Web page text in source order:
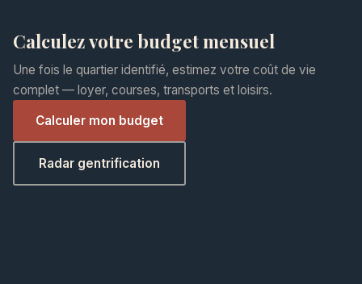
Calculez votre budget mensuel
Une fois le quartier identifié, estimez votre coût de vie
complet — loyer, courses, transports et loisirs.
Calculer mon budget
Radar gentrification